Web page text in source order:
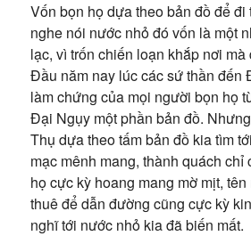
Vốn bọn họ dựa theo bản đồ để đi
nghe nói nước nhỏ đó vốn là một
lạc, vì trốn chiến loạn khắp nơi
Đầu năm nay lúc các sứ thần đến
làm chứng của mọi người bọn họ
Đại Ngụy một phần bản đồ.
Thụ dựa theo tấm bản đồ kia tìm
mạc mênh mang, thành quách chỉ
họ cực kỳ hoang mang mờ mịt,
thuê để dẫn đường cũng cực kỳ
nghĩ tới nước nhỏ kia đã biến mất.